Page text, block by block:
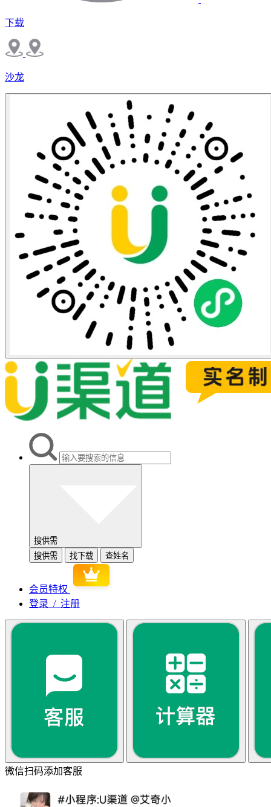
下载
沙龙
搜供需
搜供需
找下载 查姓名
会员特权
登录 / 注册
微信扫码添加客服